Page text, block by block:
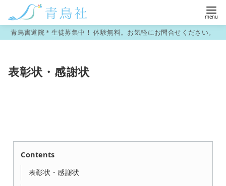
青鳥書道院＊生徒募集中！ 体験無料。お気軽にお問合せください。
表彰状・感謝状
Contents
表彰状・感謝状